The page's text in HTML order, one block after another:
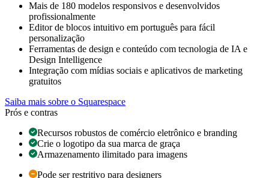
Mais de 180 modelos responsivos e desenvolvidos
profissionalmente
Editor de blocos intuitivo em português para fácil
personalização
Ferramentas de design e conteúdo com tecnologia de IA e
Design Intelligence
Integração com mídias sociais e aplicativos de marketing
gratuitos
Saiba mais sobre o Squarespace
Prós e contras
Recursos robustos de comércio eletrônico e branding
Crie o logotipo da sua marca de graça
Armazenamento ilimitado para imagens
Pode ser restritivo para designers